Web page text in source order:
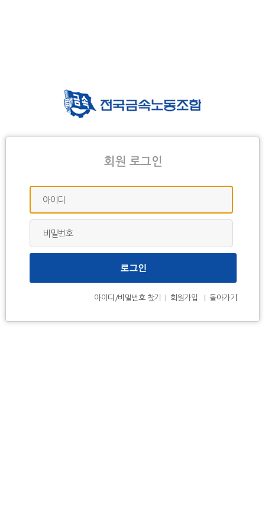
회원 로그인
아이디
비밀번호
아이디/비밀번호 찾기 회원가입 돌아가기